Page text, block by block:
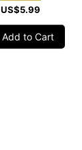
US$5.99
Add to Cart